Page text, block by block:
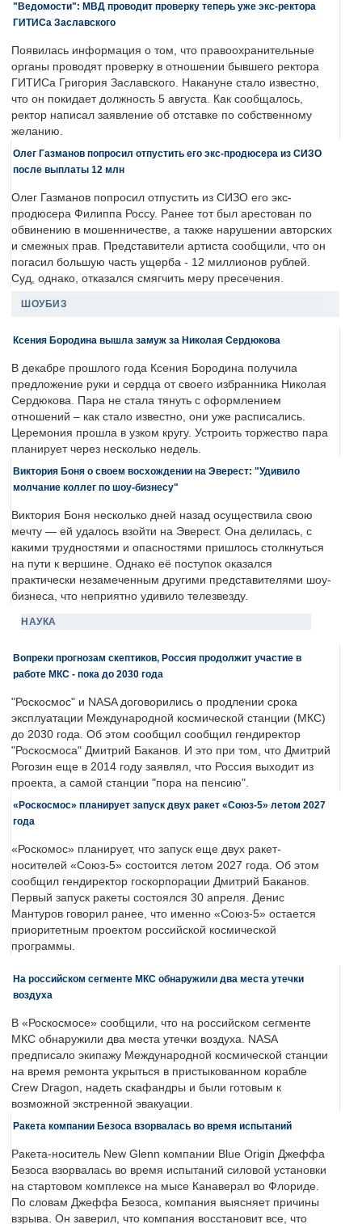
"Ведомости": МВД проводит проверку теперь уже экс-ректора
ГИТИСа Заславского
Появилась информация о том, что правоохранительные
органы проводят проверку в отношении бывшего ректора
ГИТИСа Григория Заславского. Накануне стало известно,
что он покидает должность 5 августа. Как сообщалось,
ректор написал заявление об отставке по собственному
желанию.
Олег Газманов попросил отпустить его экс-продюсера из СИЗО
после выплаты 12 млн
Олег Газманов попросил отпустить из СИЗО его экс-
продюсера Филиппа Россу. Ранее тот был арестован по
обвинению в мошенничестве, а также нарушении авторских
и смежных прав. Представители артиста сообщили, что он
погасил большую часть ущерба - 12 миллионов рублей.
Суд, однако, отказался смягчить меру пресечения.
ШОУБИЗ
Ксения Бородина вышла замуж за Николая Сердюкова
В декабре прошлого года Ксения Бородина получила
предложение руки и сердца от своего избранника Николая
Сердюкова. Пара не стала тянуть с оформлением
отношений – как стало известно, они уже расписались.
Церемония прошла в узком кругу. Устроить торжество пара
планирует через несколько недель.
Виктория Боня о своем восхождении на Эверест: "Удивило
молчание коллег по шоу-бизнесу"
Виктория Боня несколько дней назад осуществила свою
мечту — ей удалось взойти на Эверест. Она делилась, с
какими трудностями и опасностями пришлось столкнуться
на пути к вершине. Однако её поступок оказался
практически незамеченным другими представителями шоу-
бизнеса, что неприятно удивило телезвезду.
НАУКА
Вопреки прогнозам скептиков, Россия продолжит участие в
работе МКС - пока до 2030 года
"Роскосмос" и NASA договорились о продлении срока
эксплуатации Международной космической станции (МКС)
до 2030 года. Об этом сообщил сообщил гендиректор
"Роскосмоса" Дмитрий Баканов. И это при том, что Дмитрий
Рогозин еще в 2014 году заявлял, что Россия выходит из
проекта, а самой станции "пора на пенсию".
«Роскосмос» планирует запуск двух ракет «Союз-5» летом 2027
года
«Роскомос» планирует, что запуск еще двух ракет-
носителей «Союз-5» состоится летом 2027 года. Об этом
сообщил гендиректор госкорпорации Дмитрий Баканов.
Первый запуск ракеты состоялся 30 апреля. Денис
Мантуров говорил ранее, что именно «Союз-5» остается
приоритетным проектом российской космической
программы.
На российском сегменте МКС обнаружили два места утечки
воздуха
В «Роскосмосе» сообщили, что на российском сегменте
МКС обнаружили два места утечки воздуха. NASA
предписало экипажу Международной космической станции
на время ремонта укрыться в пристыкованном корабле
Crew Dragon, надеть скафандры и были готовым к
возможной экстренной эвакуации.
Ракета компании Безоса взорвалась во время испытаний
Ракета-носитель New Glenn компании Blue Origin Джеффа
Безоса взорвалась во время испытаний силовой установки
на стартовом комплексе на мысе Канаверал во Флориде.
По словам Джеффа Безоса, компания выясняет причины
взрыва. Он заверил, что компания восстановит все, что